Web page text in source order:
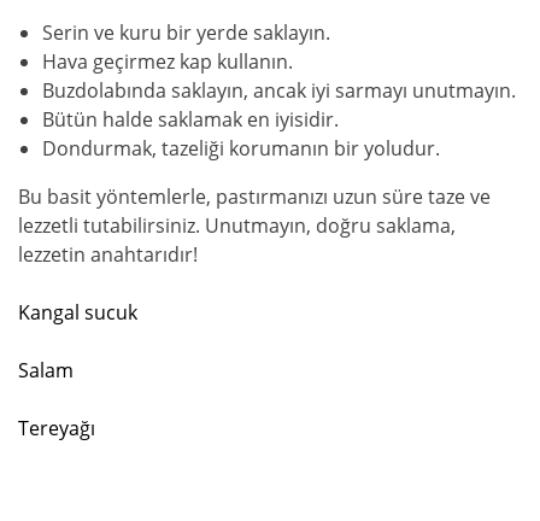
Serin ve kuru bir yerde saklayın.
Hava geçirmez kap kullanın.
Buzdolabında saklayın, ancak iyi sarmayı unutmayın.
Bütün halde saklamak en iyisidir.
Dondurmak, tazeliği korumanın bir yoludur.
Bu basit yöntemlerle, pastırmanızı uzun süre taze ve
lezzetli tutabilirsiniz. Unutmayın, doğru saklama,
lezzetin anahtarıdır!
Kangal sucuk
Salam
Tereyağı